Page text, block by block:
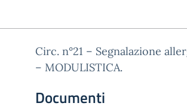
Circ. n°21 – Segnalazione
– MODULISTICA.
Documenti